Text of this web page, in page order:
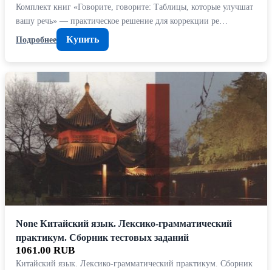
Комплект книг «Говорите, говорите: Таблицы, которые улучшат
вашу речь» — практическое решение для коррекции ре…
Подробнее
Купить
None Китайский язык. Лексико-грамматический
практикум. Сборник тестовых заданий
1061.00 RUB
Китайский язык. Лексико-грамматический практикум. Сборник